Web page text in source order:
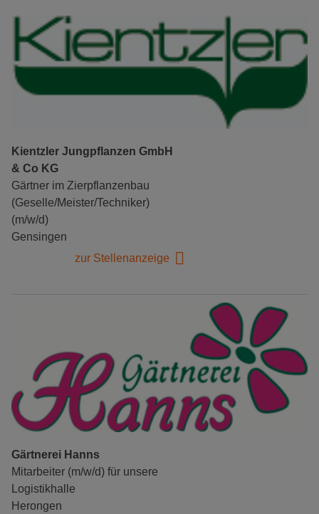
Kientzler Jungpflanzen GmbH
& Co KG
Gärtner im Zierpflanzenbau
(Geselle/Meister/Techniker)
(m/w/d)
Gensingen
zur Stellenanzeige
Gärtnerei Hanns
Mitarbeiter (m/w/d) für unsere
Logistikhalle
Herongen